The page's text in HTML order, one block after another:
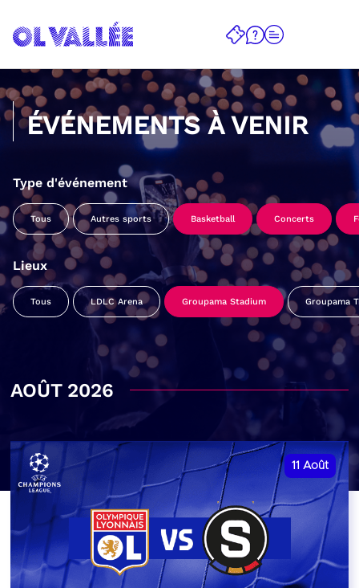
ÉVÉNEMENTS À VENIR
Type d'événement
Tous Autres sports Basketball Concerts
Lieux
Tous LDLC Arena Groupama Stadium Groupama
AOÛT 2026
11 Août